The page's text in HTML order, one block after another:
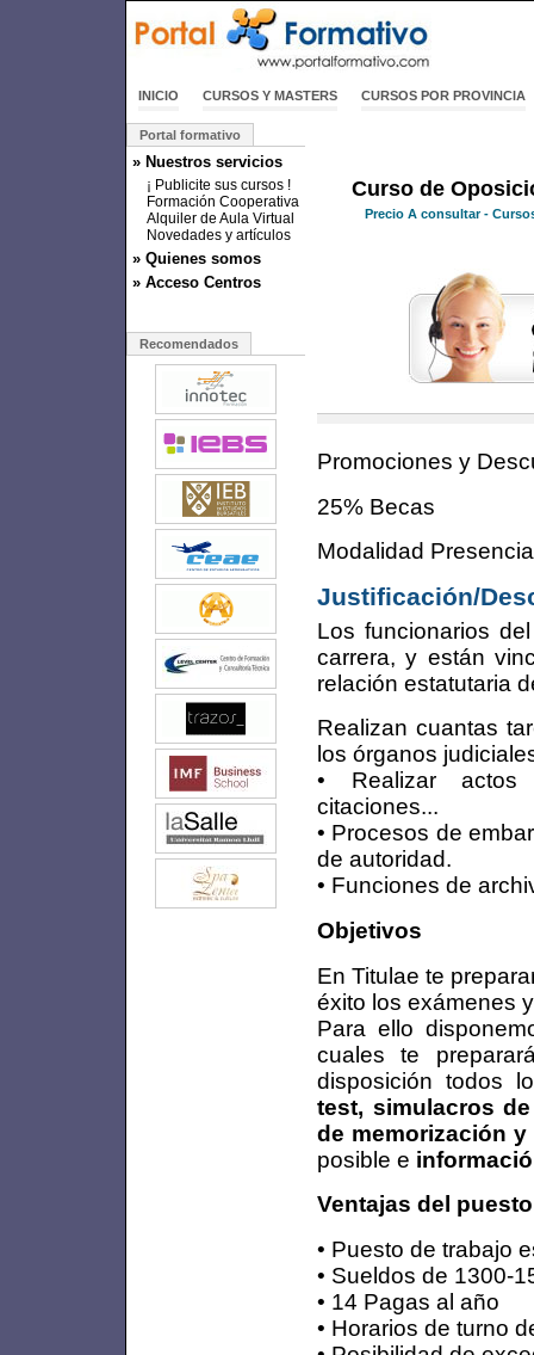
INICIO CURSOS Y MASTERS CURSOS POR PROVINCIA
Portal formativo
» Nuestros servicios
¡ Publicite sus cursos !
Formación Cooperativa
Alquiler de Aula Virtual
Novedades y artículos
» Quienes somos
» Acceso Centros
Recomendados
Curso de
Precio A consultar -
Promociones y
25% Becas
Modalidad
Justificación/
Los funcionarios
carrera, y están
relación estatutaria
Realizan cuantas
los órganos
• Realizar actos
citaciones...
• Procesos de
de autoridad.
• Funciones de
Objetivos
En Titulae te
éxito los exámenes
Para ello
cuales te
disposición todos
test, simulacros
de memorización
posible e
Ventajas del puesto
• Puesto de trabajo
• Sueldos de 1300-
• 14 Pagas al año
• Horarios de turno